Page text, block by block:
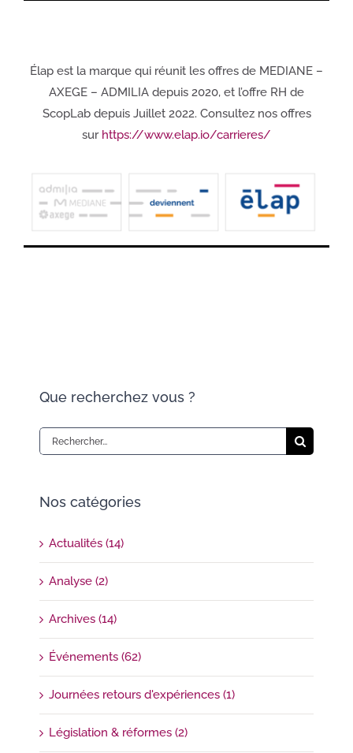
Élap est la marque qui réunit les offres de MEDIANE –
AXEGE – ADMILIA depuis 2020, et l’offre RH de
ScopLab depuis Juillet 2022. Consultez nos offres
sur https://www.elap.io/carrieres/
Que recherchez vous ?
Rechercher:
Nos catégories
Actualités (14)
Analyse (2)
Archives (14)
Événements (62)
Journées retours d'expériences (1)
Législation & réformes (2)